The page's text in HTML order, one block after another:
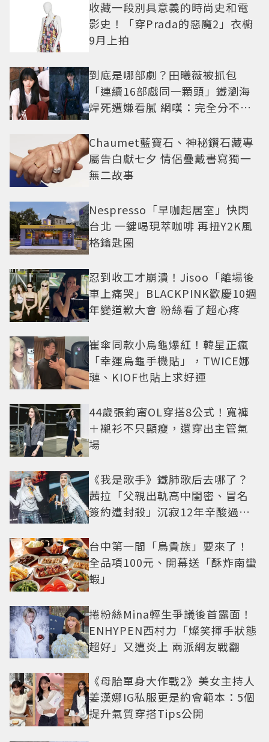
收藏一段別具意義的時尚史和電
影史！「穿Prada的惡魔2」衣櫥
9月上拍
到底是哪部劇？田曦薇被抓包
「連續16部戲同一顆頭」鐵瀏海
焊死遭嫌看膩 網嘆：完全分不出
Chaumet藍寶石、神秘鑽石藏專
屬告白獻七夕 情侶疊戴書寫獨一
無二故事
Nespresso「早咖起居室」快閃
台北 一鍵喝現萃咖啡 再扭Y2K風
格鑰匙圈
忍到收工才崩潰！Jisoo「離場後
車上痛哭」BLACKPINK歡慶10週
年變道歉大會 粉絲看了超心疼
崔傘同款小烏龜爆紅！韓星正瘋
「幸運烏龜手機貼」，TWICE娜
璉、KIOF也貼上求好運
44歲張鈞甯OL穿搭8公式！寬褲
＋襯衫不只顯瘦，還穿出主管氣
場
《我是歌手》鐵肺歌后去哪了？
茜拉「父親出軌高中閨密、冒名
簽約遭封殺」沉寂12年辛酸過往
台中第一間「鳥貴族」要來了！
全品項100元、開幕送「酥炸南蠻
蝦」
捲粉絲Mina輕生爭議後首露面！
ENHYPEN西村力「燦笑揮手狀態
超好」又遭炎上 兩派網友戰翻
《母胎單身大作戰2》美女主持人
姜漢娜IG私服更是約會範本：5個
提升氣質穿搭Tips公開